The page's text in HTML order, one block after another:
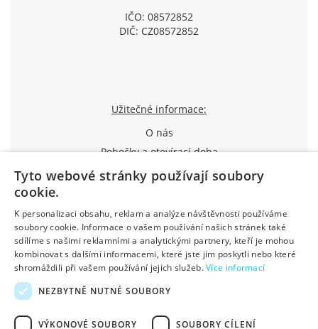
IČO: 08572852
DIČ: CZ08572852
Užitečné informace:
O nás
Pobočky a otevírací doba
Způsoby dopravy a platby
Průvodce reklamací
Obchodní podmínky
Výhody pro registrované
Kontakty
Created by DostupnýWeb
Designed by Basebrain
Tyto webové stránky používají soubory
cookie.
K personalizaci obsahu, reklam a analýze návštěvnosti používáme
soubory cookie. Informace o vašem používání našich stránek také
sdílíme s našimi reklamními a analytickými partnery, kteří je mohou
kombinovat s dalšími informacemi, které jste jim poskytli nebo které
shromáždili při vašem používání jejich služeb.Více informací
NEZBYTNĚ NUTNÉ SOUBORY
VÝKONOVÉ SOUBORY SOUBORY CÍLENÍ